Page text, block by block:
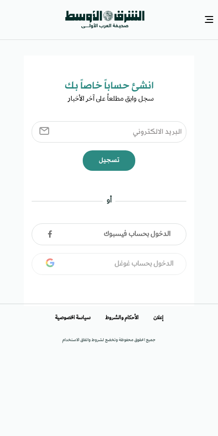
انشئ حساباً خاصاً بك​
سجل وابق مطلعاً على آخر الأخبار ​
تسجيل
أو
الدخول بحساب فيسبوك
الدخول بحساب غوغل
جميع الحقوق محفوظة وتخضع لشروط واتفاق الاستخدام
إعلان الأحكام والشروط سياسة الخصوصية